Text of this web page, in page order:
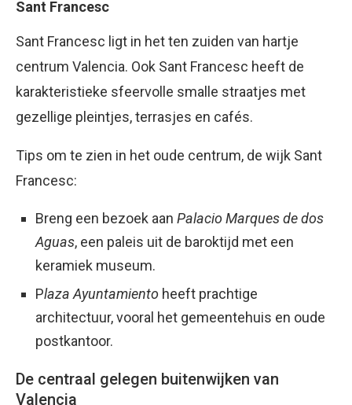
Sant Francesc
Sant Francesc ligt in het ten zuiden van hartje
centrum Valencia. Ook Sant Francesc heeft de
karakteristieke sfeervolle smalle straatjes met
gezellige pleintjes, terrasjes en cafés.
Tips om te zien in het oude centrum, de wijk Sant
Francesc:
Breng een bezoek aan Palacio Marques de dos
Aguas, een paleis uit de baroktijd met een
keramiek museum.
Plaza Ayuntamiento heeft prachtige
architectuur, vooral het gemeentehuis en oude
postkantoor.
De centraal gelegen buitenwijken van
Valencia